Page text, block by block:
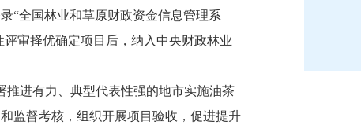
“全国林业和草原财政资金信息管理系
审择优确定项目后，纳入中央财政林业
推进有力、典型代表性强的地市实施油茶
监督考核，组织开展项目验收，促进提升